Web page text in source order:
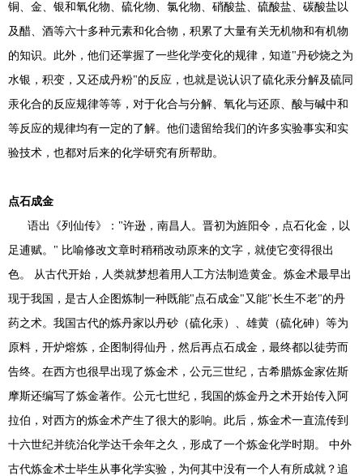
铜、金、银和氧化物、硫化物、氯化物、硝酸盐、硫酸盐、碳酸盐以
及醋、酒等六十多种元素和化合物，积累了大量有关无机物和有机物
的知识。此外，他们还掌握了一些化学变化的规律，知道"丹砂烧之为
水银，积变，又还成丹粉"的反应，也就是说认识了硫化汞分解及硫同
汞化合的反应规律等等，对于化合与分解、氧化与还原、酸与碱中和
等反应的规律均有一定的了解。他们遗留给我们的许多实验事实和实
验技术，也都对后来的化学研究有所帮助。
点石成金
语出《列仙传》："许逊，南昌人。晋初为旌阳令，点石化金，以
足逋赋。" 比喻修改文章时稍稍改动原来的文字，就使它变得很出
色。 从古代开始，人类就梦想着用人工方法制造黄金。炼金术最早出
现于我国，是古人企图炼制一种既能"点石成金"又能"长生不老"的丹
药之术。我国古代的炼丹家以丹砂（硫化汞）、雄黄（硫化砷）等为
原料，开炉熔炼，企图制得仙丹，然后再点石成金，最终都以徒劳而
告终。在西方也很早出现了炼金术，公元三世纪，古希腊炼金家佐斯
摩斯还编写了炼金著作。公元七世纪，我国的炼金丹之术开始传入阿
拉伯，对西方的炼金术产生了很大的影响。此后，炼金术一直流传到
十六世纪并统治化学达千余年之久，形成了一个炼金化学时期。 中外
古代炼金术士毕生从事化学实验，为何其中没有一个人有所成就？追